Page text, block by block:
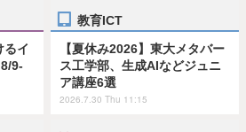
るイ
9-
教育ICT
【夏休み2026】東大メタバー
ス工学部、生成AIなどジュニ
ア講座6選
2026.7.30 Thu 11:15